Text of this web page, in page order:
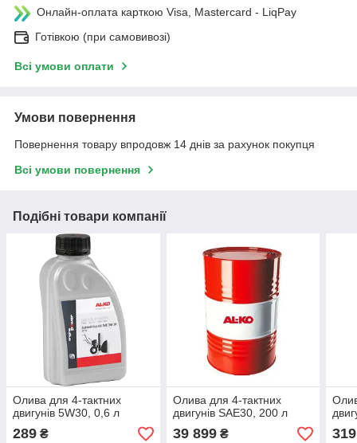
Онлайн-оплата карткою Visa, Mastercard - LiqPay
Готівкою (при самовивозі)
Всі умови оплати
Умови повернення
Повернення товару впродовж 14 днів за рахунок покупця
Всі умови повернення
Подібні товари компанії
Олива для 4-тактних
двигунів 5W30, 0,6 л
289 ₴
Олива для 4-тактних
двигунів SAE30, 200 л
39 899₴ 319